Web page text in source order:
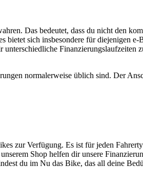
Das bedeutet, dass du nicht den
bietet sich insbesondere für diejenigen
Finanzierungslaufzeiten
normalerweise üblich sind. Der
zur Verfügung. Es ist für jeden
Shop helfen dir unsere
du im Nu das Bike, das all deine